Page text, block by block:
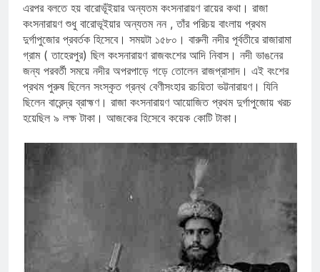
এরপর বলতে হয় বারোভূঁইয়ার অন্যতম কংসনারায়ণ রায়ের কথা। রাজা
কংসনারায়ণ শুধু বারোভূইয়ার অন্যতম নন , তাঁর পরিচয় বাংলায় প্রথম
দুর্গাপুজোর প্রবর্তক হিসেবে। সময়টা ১৫৮০। বারুনী নদীর পূর্বতীরে রাজারামা
গ্রাম ( তাহেরপুর) ছিল কংসনারায়ণ রাজবংশের আদি নিবাস। নদী ভাঙনের
জন্য পরবর্তী সময়ে নদীর অপরপাড়ে গড়ে তোলেন রাজপ্রাসাদ। এই বংশের
প্রথম পুরুষ ছিলেন সংস্কৃত গ্রন্থ বেণীসংহার রচয়িতা ভট্টনারায়ণ। যিনি
ছিলেন বারেন্দ্র ব্রাহ্মণ। রাজা কংসনারায়ণ আয়োজিত প্রথম দুর্গাপুজোয় খরচ
হয়েছিল ৯ লক্ষ টাকা। আজকের হিসেবে কয়েক কোটি টাকা।